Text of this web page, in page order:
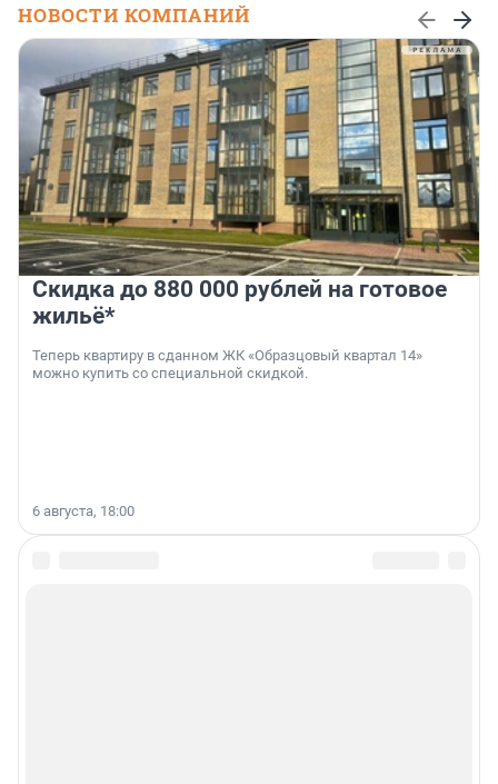
НОВОСТИ КОМПАНИЙ
Скидка до 880 000 рублей на готовое
жильё*
Теперь квартиру в сданном ЖК «Образцовый квартал 14»
можно купить со специальной скидкой.
6 августа, 18:00